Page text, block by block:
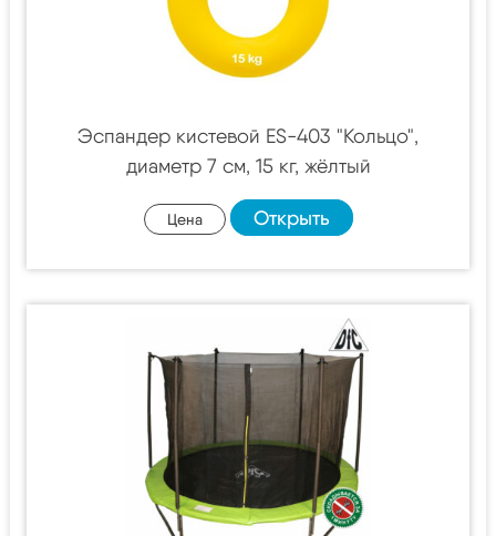
Эспандер кистевой ES-403 "Кольцо",
диаметр 7 см, 15 кг, жёлтый
Цена Открыть